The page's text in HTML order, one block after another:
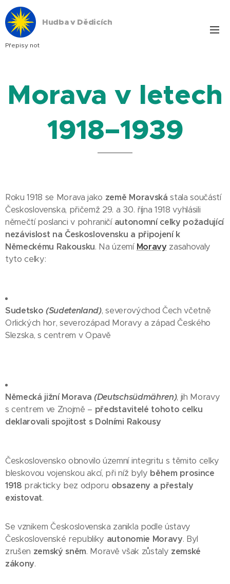
Hudba v Dědicích
Přepisy not
Morava v letech
1918–1939
Roku 1918 se Morava jako země Moravská stala součástí
Československa, přičemž 29. a 30. října 1918 vyhlásili
němečtí poslanci v pohraničí autonomní celky požadující
nezávislost na Československu a připojení k
Německému Rakousku. Na území Moravyzasahovaly
tyto celky:
Sudetsko(Sudetenland), severovýchod Čech včetně
Orlických hor, severozápad Moravy a západ Českého
Slezska, s centrem v Opavě
Německá jižní Morava(Deutschsüdmähren), jih Moravy
s centrem ve Znojmě – představitelé tohoto celku
deklarovali spojitost s Dolními Rakousy
Československo obnovilo územní integritu s těmito celky
bleskovou vojenskou akcí, při níž byly během prosince
1918 prakticky bez odporu obsazeny a přestaly
existovat.
Se vznikem Československa zanikla podle ústavy
Československé republiky autonomie Moravy. Byl
zrušen zemský sněm. Moravě však zůstaly zemské
zákony.